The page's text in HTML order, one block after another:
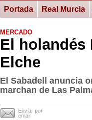
Portada Real Murcia
MERCADO
El holandés
Elche
El Sabadell anuncia
marchan de Las
Enviar por
email